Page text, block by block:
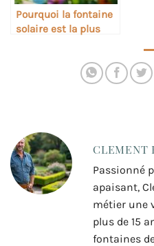
Pourquoi la fontaine
solaire est la plus
CLEMENT
Passionné
apaisant,
métier une
plus de 15
fontaines